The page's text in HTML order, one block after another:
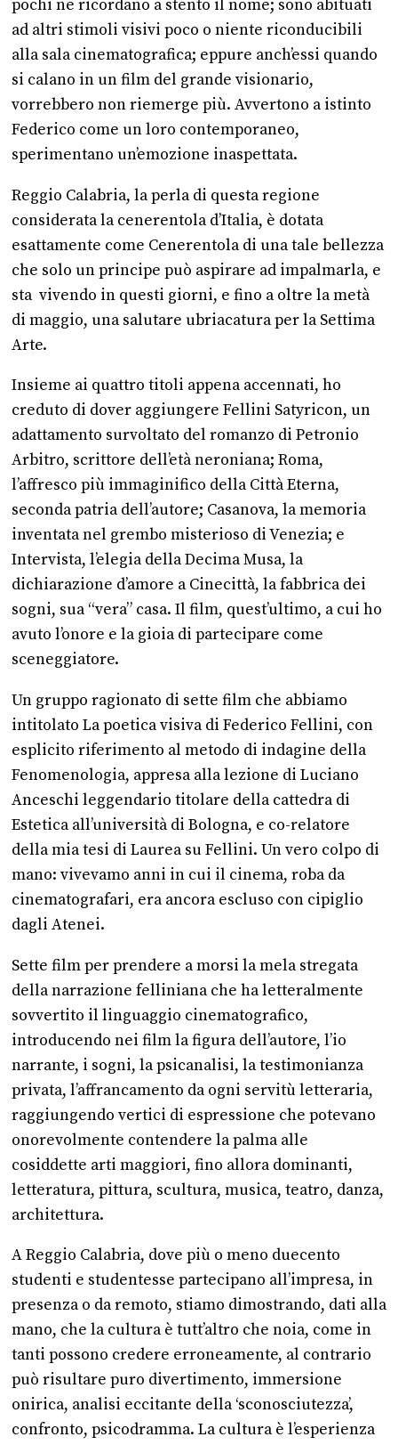
pochi ne ricordano a stento il nome; sono abituati
ad altri stimoli visivi poco o niente riconducibili
alla sala cinematografica; eppure anch’essi quando
si calano in un film del grande visionario,
vorrebbero non riemerge più. Avvertono a istinto
Federico come un loro contemporaneo,
sperimentano un’emozione inaspettata.
Reggio Calabria, la perla di questa regione
considerata la cenerentola d’Italia, è dotata
esattamente come Cenerentola di una tale bellezza
che solo un principe può aspirare ad impalmarla, e
sta vivendo in questi giorni, e fino a oltre la metà
di maggio, una salutare ubriacatura per la Settima
Arte.
Insieme ai quattro titoli appena accennati, ho
creduto di dover aggiungere Fellini Satyricon, un
adattamento survoltato del romanzo di Petronio
Arbitro, scrittore dell’età neroniana; Roma,
l’affresco più immaginifico della Città Eterna,
seconda patria dell’autore; Casanova, la memoria
inventata nel grembo misterioso di Venezia; e
Intervista, l’elegia della Decima Musa, la
dichiarazione d’amore a Cinecittà, la fabbrica dei
sogni, sua “vera” casa. Il film, quest’ultimo, a cui ho
avuto l’onore e la gioia di partecipare come
sceneggiatore.
Un gruppo ragionato di sette film che abbiamo
intitolato La poetica visiva di Federico Fellini, con
esplicito riferimento al metodo di indagine della
Fenomenologia, appresa alla lezione di Luciano
Anceschi leggendario titolare della cattedra di
Estetica all’università di Bologna, e co-relatore
della mia tesi di Laurea su Fellini. Un vero colpo di
mano: vivevamo anni in cui il cinema, roba da
cinematografari, era ancora escluso con cipiglio
dagli Atenei.
Sette film per prendere a morsi la mela stregata
della narrazione felliniana che ha letteralmente
sovvertito il linguaggio cinematografico,
introducendo nei film la figura dell’autore, l’io
narrante, i sogni, la psicanalisi, la testimonianza
privata, l’affrancamento da ogni servitù letteraria,
raggiungendo vertici di espressione che potevano
onorevolmente contendere la palma alle
cosiddette arti maggiori, fino allora dominanti,
letteratura, pittura, scultura, musica, teatro, danza,
architettura.
A Reggio Calabria, dove più o meno duecento
studenti e studentesse partecipano all’impresa, in
presenza o da remoto, stiamo dimostrando, dati alla
mano, che la cultura è tutt’altro che noia, come in
tanti possono credere erroneamente, al contrario
può risultare puro divertimento, immersione
onirica, analisi eccitante della ‘sconosciutezza’,
confronto, psicodramma. La cultura è l’esperienza